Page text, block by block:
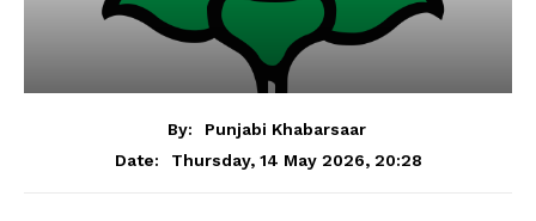
By:
Punjabi Khabarsaar
Date:
Thursday, 14 May 2026, 20:28